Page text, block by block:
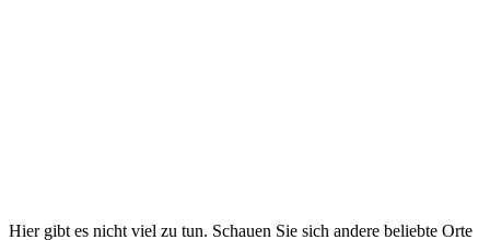
Hier gibt es nicht viel zu tun. Schauen Sie sich andere beliebte Orte